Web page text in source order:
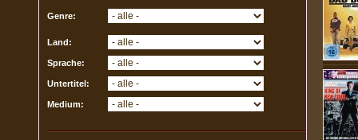
Genre:
Land:
Sprache:
Untertitel:
Medium: